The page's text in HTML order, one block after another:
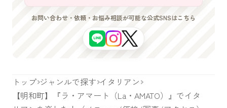
お問い合わせ・依頼・お悩み相談が可能な公式SNSはこちら
トップ ジャンルで探す イタリアン
【明和町】『ラ・アマート（La・AMATO）』でイタ